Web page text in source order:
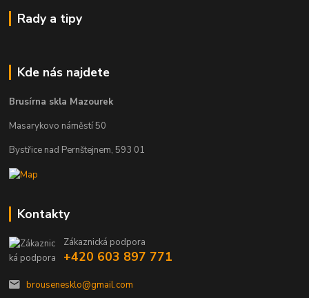
Rady a tipy
Kde nás najdete
Brusírna skla Mazourek
Masarykovo náměstí 50
Bystřice nad Pernštejnem, 593 01
Kontakty
Zákaznická podpora
+420 603 897 771
brousenesklo@gmail.com